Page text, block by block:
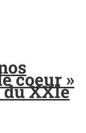
coeur »
XXIe